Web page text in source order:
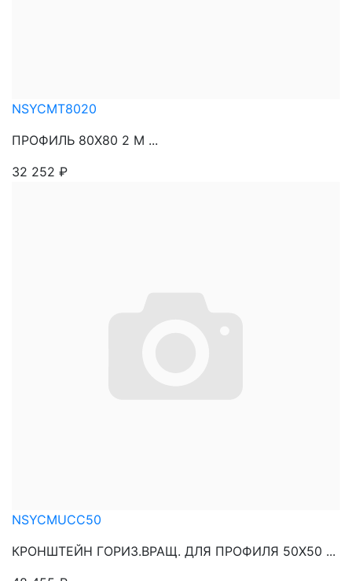
NSYCMT8020
ПРОФИЛЬ 80Х80 2 М ...
32 252 ₽
NSYCMUCC50
КРОНШТЕЙН ГОРИЗ.ВРАЩ. ДЛЯ ПРОФИЛЯ 50Х50 ...